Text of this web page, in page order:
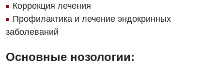
Гинекологическое отделение
Диетология
Коррекция лечения
Профилактика и лечение эндокринных
заболеваний
Основные нозологии: